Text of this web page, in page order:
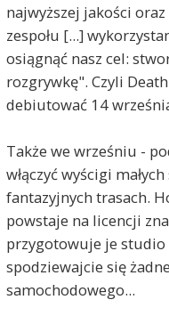
najwyższej jakości
zespołu [...]
osiągnąć nasz cel:
rozgrywkę". Czyli
debiutować 14
Także we wrześniu -
włączyć wyścigi
fantazyjnych trasach.
powstaje na licencji
przygotowuje je studio
spodziewajcie się
samochodowego...